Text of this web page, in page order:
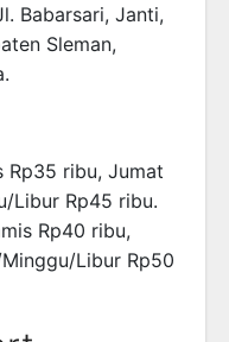
Babarsari, Janti,
Sleman,
Rp35 ribu, Jumat
Libur Rp45 ribu.
Rp40 ribu,
Libur Rp50